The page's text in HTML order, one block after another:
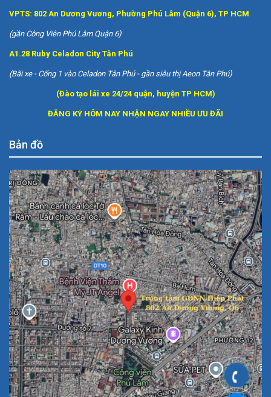
VPTS: 802 An Dương Vương, Phường Phú Lâm (Quận 6), TP HCM
(gần Công Viên Phú Lâm Quận 6)
A1.28 Ruby Celadon City Tân Phú
(Bãi xe - Cổng 1 vào Celadon Tân Phú - gần siêu thị Aeon Tân Phú)
(Đào tạo lái xe 24/24 quận, huyện TP HCM)
ĐĂNG KÝ HÔM NAY NHẬN NGAY NHIỀU ƯU ĐÃI
Bản đồ